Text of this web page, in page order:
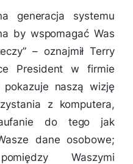
generacja systemu
by wspomagać Was
” – oznajmił Terry
President w firmie
naszą wizję
z komputera,
do tego jak
dane osobowe;
Waszymi